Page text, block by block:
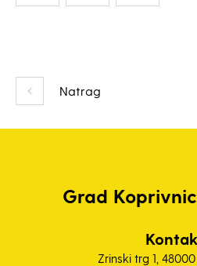
Natrag
Grad
Zrinski trg 1,